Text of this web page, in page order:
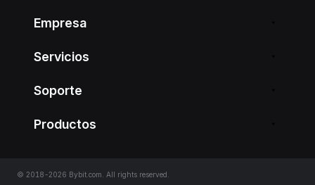
Empresa
Servicios
Soporte
Productos
© 2018-2026 Bybit.com. All rights reserved.